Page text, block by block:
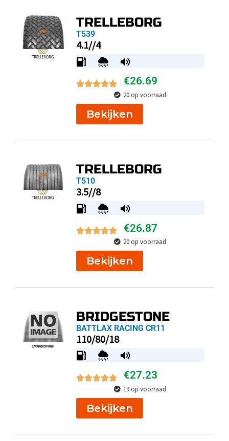
TRELLEBORG
T539
4.1//4
€26.69
20 op voorraad
Bekijken
TRELLEBORG
T510
3.5//8
€26.87
20 op voorraad
Bekijken
BRIDGESTONE
BATTLAX RACING CR11
110/80/18
€27.23
19 op voorraad
Bekijken